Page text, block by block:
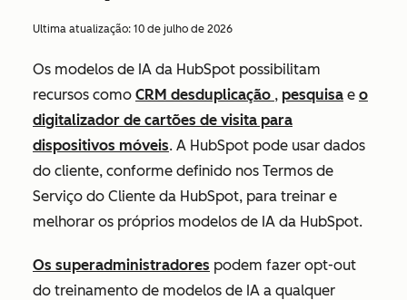
Ultima atualização: 10 de julho de 2026
Os modelos de IA da HubSpot possibilitam
recursos como CRM desduplicação , pesquisa e o
digitalizador de cartões de visita para
dispositivos móveis. A HubSpot pode usar dados
do cliente, conforme definido nos Termos de
Serviço do Cliente da HubSpot, para treinar e
melhorar os próprios modelos de IA da HubSpot.
Os superadministradores podem fazer opt-out
do treinamento de modelos de IA a qualquer